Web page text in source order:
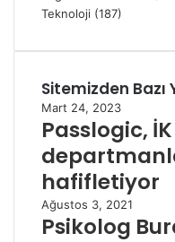
Teknoloji (187)
Sitemizden Bazı
Mart 24, 2023
Passlogic, İK
hafifletiyor
Ağustos 3, 2021
Psikolog